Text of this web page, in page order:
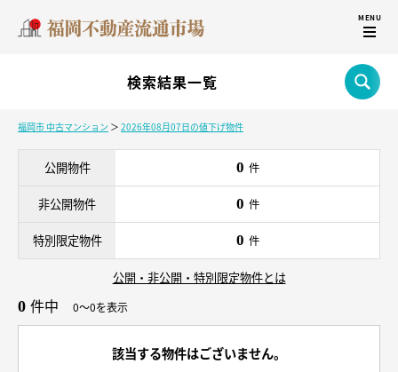
検索結果一覧
福岡市 中古マンション ＞ 2026年08月07日の値下げ物件
公開物件 0 件
非公開物件 0 件
特別限定物件 0 件
公開・非公開・特別限定物件とは
0 件中 0～0を表示
該当する物件はございません。